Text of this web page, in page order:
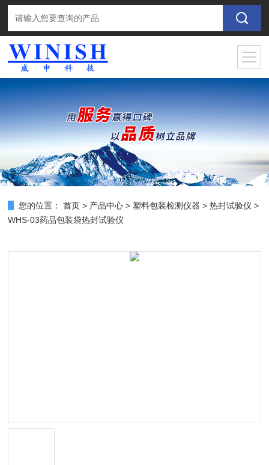
您的位置： 首页 > 产品中心 > 塑料包装检测仪器 >热封试验仪 >
WHS-03药品包装袋热封试验仪